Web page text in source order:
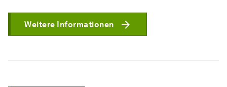
Weitere Informationen